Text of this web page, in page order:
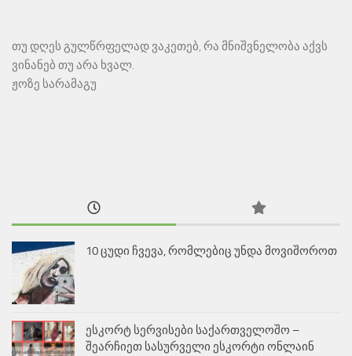
თუ დღეს გულწრფელად ვაკეთებ, რა მნიშვნელობა აქვს
ვინანებ თუ არა ხვალ.
ჟოზე სარამაგუ
10 ცუდი ჩვევა, რომლებიც უნდა მოვიშოროთ
ესკორტ სერვისები საქართველოშო –
შეარჩიეთ სასურველი ესკორტი ონლაინ